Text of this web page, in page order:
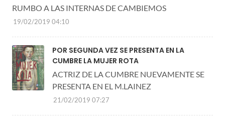
RUMBO A LAS INTERNAS DE CAMBIEMOS
19/02/2019 04:10
POR SEGUNDA VEZ SE PRESENTA EN LA
CUMBRE LA MUJER ROTA
ACTRIZ DE LA CUMBRE NUEVAMENTE SE
PRESENTA EN EL M.LAINEZ
21/02/2019 07:27